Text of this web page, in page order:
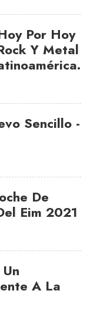
Por Hoy
Y Metal
Sencillo -
De
Eim 2021
A La